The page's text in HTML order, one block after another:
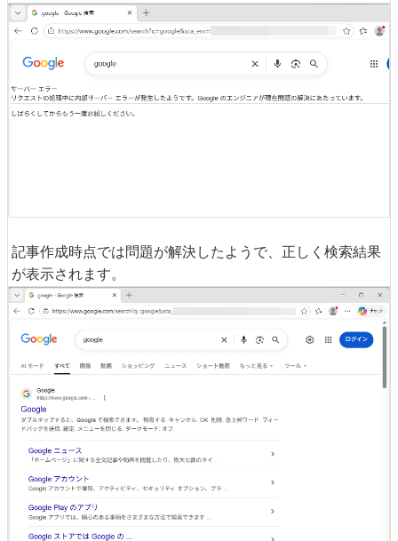
記事作成時点では問題が解決したようで、正しく検索結果
が表示されます。